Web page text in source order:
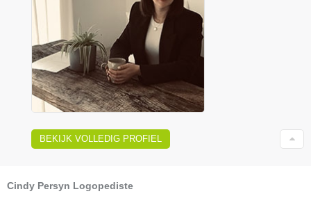
BEKIJK VOLLEDIG PROFIEL
Cindy Persyn Logopediste